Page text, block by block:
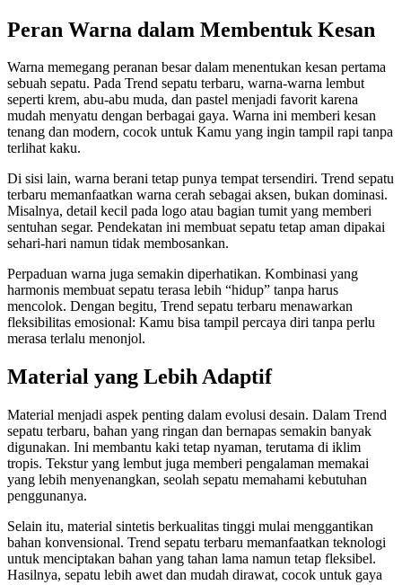
Peran Warna dalam Membentuk Kesan
Warna memegang peranan besar dalam menentukan kesan pertama
sebuah sepatu. Pada Trend sepatu terbaru, warna-warna lembut
seperti krem, abu-abu muda, dan pastel menjadi favorit karena
mudah menyatu dengan berbagai gaya. Warna ini memberi kesan
tenang dan modern, cocok untuk Kamu yang ingin tampil rapi tanpa
terlihat kaku.
Di sisi lain, warna berani tetap punya tempat tersendiri. Trend sepatu
terbaru memanfaatkan warna cerah sebagai aksen, bukan dominasi.
Misalnya, detail kecil pada logo atau bagian tumit yang memberi
sentuhan segar. Pendekatan ini membuat sepatu tetap aman dipakai
sehari-hari namun tidak membosankan.
Perpaduan warna juga semakin diperhatikan. Kombinasi yang
harmonis membuat sepatu terasa lebih “hidup” tanpa harus
mencolok. Dengan begitu, Trend sepatu terbaru menawarkan
fleksibilitas emosional: Kamu bisa tampil percaya diri tanpa perlu
merasa terlalu menonjol.
Material yang Lebih Adaptif
Material menjadi aspek penting dalam evolusi desain. Dalam Trend
sepatu terbaru, bahan yang ringan dan bernapas semakin banyak
digunakan. Ini membantu kaki tetap nyaman, terutama di iklim
tropis. Tekstur yang lembut juga memberi pengalaman memakai
yang lebih menyenangkan, seolah sepatu memahami kebutuhan
penggunanya.
Selain itu, material sintetis berkualitas tinggi mulai menggantikan
bahan konvensional. Trend sepatu terbaru memanfaatkan teknologi
untuk menciptakan bahan yang tahan lama namun tetap fleksibel.
Hasilnya, sepatu lebih awet dan mudah dirawat, cocok untuk gaya